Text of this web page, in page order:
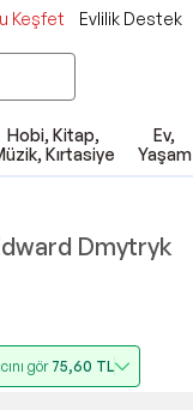
Keşfet Evlilik Destek
Hobi, Kitap,
Kırtasiye
Ev,
Yaşam
Dmytryk
gör75,60 TL